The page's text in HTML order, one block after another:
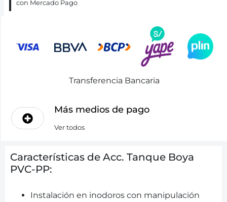
con Mercado Pago
Transferencia Bancaria
Más medios de pago
Ver todos
Características de Acc. Tanque Boya
PVC-PP:
Instalación en inodoros con manipulación